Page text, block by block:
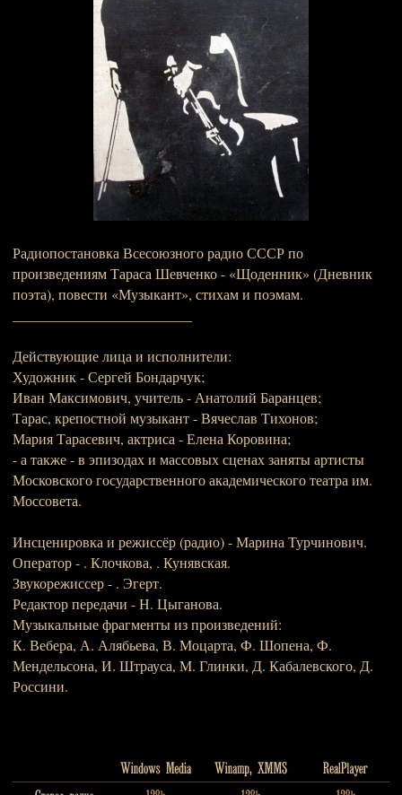
Радиопостановка Всесоюзного радио СССР по
произведениям Тараса Шевченко - «Щоденник» (Дневник
поэта), повести «Музыкант», стихам и поэмам.
Действующие лица и исполнители:
Художник - Сергей Бондарчук;
Иван Максимович, учитель - Анатолий Баранцев;
Тарас, крепостной музыкант - Вячеслав Тихонов;
Мария Тарасевич, актриса - Елена Коровина;
- а также - в эпизодах и массовых сценах заняты артисты
Московского государственного академического театра им.
Моссовета.
Инсценировка и режиссёр (радио) - Марина Турчинович.
Оператор - . Клочкова, . Кунявская.
Звукорежиссер - . Эгерт.
Редактор передачи - Н. Цыганова.
Музыкальные фрагменты из произведений:
К. Вебера, А. Алябьева, В. Моцарта, Ф. Шопена, Ф.
Мендельсона, И. Штрауса, М. Глинки, Д. Кабалевского, Д.
Россини.